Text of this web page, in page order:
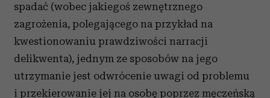
spadać (wobec jakiegoś zewnętrznego
zagrożenia, polegającego na przykład na
kwestionowaniu prawdziwości narracji
delikwenta), jednym ze sposobów na jego
utrzymanie jest odwrócenie uwagi od problemu
i przekierowanie jej na osobę poprzez męczeńską